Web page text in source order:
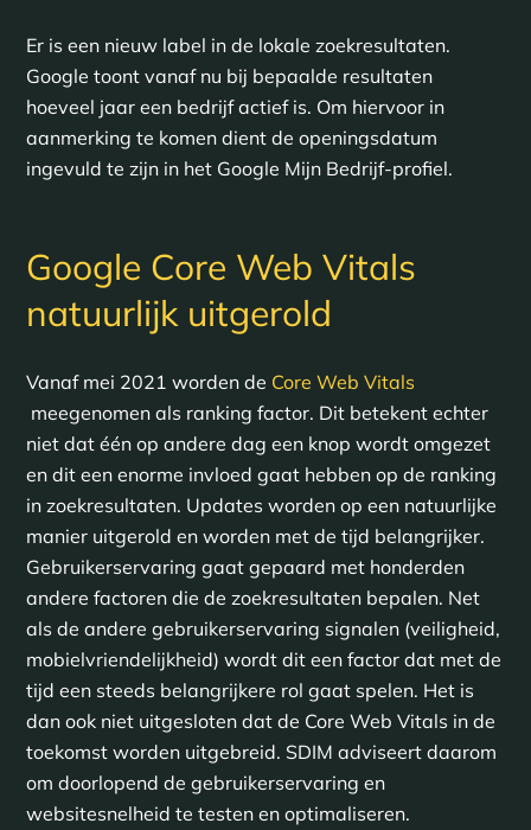
Er is een nieuw label in de lokale zoekresultaten.
Google toont vanaf nu bij bepaalde resultaten
hoeveel jaar een bedrijf actief is. Om hiervoor in
aanmerking te komen dient de openingsdatum
ingevuld te zijn in het Google Mijn Bedrijf-profiel.
Google Core Web Vitals
natuurlijk uitgerold
Vanaf mei 2021 worden de Core Web Vitals
meegenomen als ranking factor. Dit betekent echter
niet dat één op andere dag een knop wordt omgezet
en dit een enorme invloed gaat hebben op de ranking
in zoekresultaten. Updates worden op een natuurlijke
manier uitgerold en worden met de tijd belangrijker.
Gebruikerservaring gaat gepaard met honderden
andere factoren die de zoekresultaten bepalen. Net
als de andere gebruikerservaring signalen (veiligheid,
mobielvriendelijkheid) wordt dit een factor dat met de
tijd een steeds belangrijkere rol gaat spelen. Het is
dan ook niet uitgesloten dat de Core Web Vitals in de
toekomst worden uitgebreid. SDIM adviseert daarom
om doorlopend de gebruikerservaring en
websitesnelheid te testen en optimaliseren.